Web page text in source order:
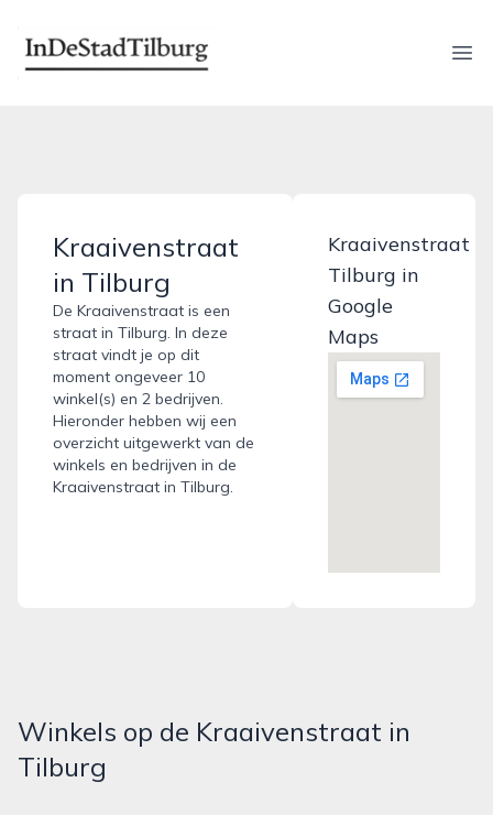
indestadtilburg.nl
Kraaivenstraat
in Tilburg
De Kraaivenstraat is een
straat in Tilburg. In deze
straat vindt je op dit
moment ongeveer 10
winkel(s) en 2 bedrijven.
Hieronder hebben wij een
overzicht uitgewerkt van de
winkels en bedrijven in de
Kraaivenstraat in Tilburg.
Kraaivenstraat
Tilburg in
Google
Maps
Winkels op de Kraaivenstraat in
Tilburg